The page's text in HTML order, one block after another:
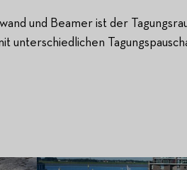
und Beamer ist der